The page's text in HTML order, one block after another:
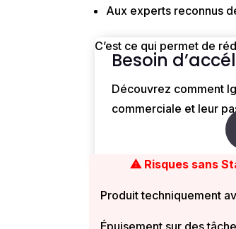
Aux experts reconnus
C’est ce qui permet de
Besoin
Découvrez comment
commerciale et leur
⚠ Risques sans
Produit techniquement
Épuisement sur des